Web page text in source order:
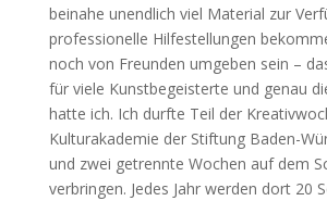
beinahe unendlich viel Material zur
professionelle Hilfestellungen
noch von Freunden umgeben sein –
für viele Kunstbegeisterte und genau
hatte ich. Ich durfte Teil der
Kulturakademie der Stiftung Baden-
und zwei getrennte Wochen auf dem
verbringen. Jedes Jahr werden dort 20